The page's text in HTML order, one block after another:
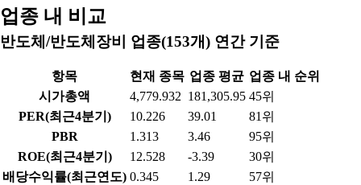
업종 내 비교
반도체/반도체장비 업종(153개) 연간 기준
항목 현재 종목 업종 평균 업종 내 순위
시가총액
4,779.932 181,305.95 45위
PER(최근4분기)
10.226 39.01
81위
PBR
1.313 3.46
95위
ROE(최근4분기)
12.528 -3.39
30위
배당수익률(최근연도) 0.345 1.29
57위